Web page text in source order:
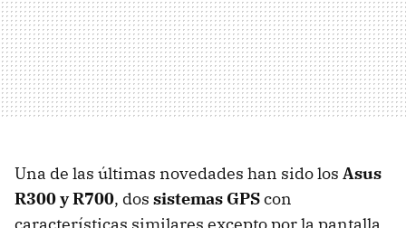
Una de las últimas novedades han sido los Asus
R300 y R700, dos sistemas GPScon